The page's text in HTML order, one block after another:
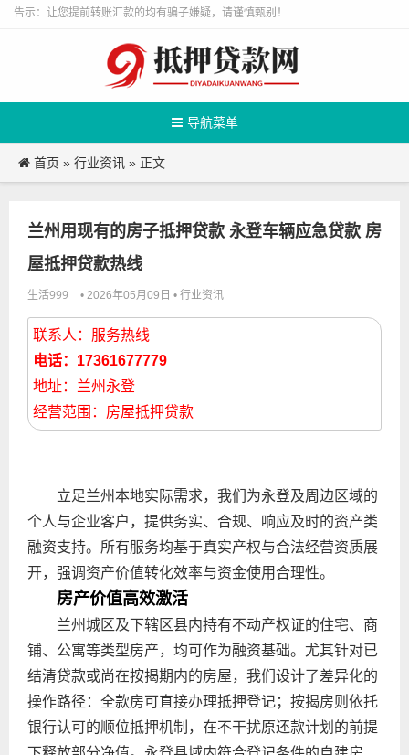
告示：让您提前转账汇款的均有骗子嫌疑，请谨慎甄别！
导航菜单
首页 » 行业资讯 » 正文
兰州用现有的房子抵押贷款 永登车辆应急贷款 房
屋抵押贷款热线
生活999 • 2026年05月09日 • 行业资讯
联系人：服务热线
电话：17361677779
地址：兰州永登
经营范围：房屋抵押贷款
立足兰州本地实际需求，我们为永登及周边区域的
个人与企业客户，提供务实、合规、响应及时的资产类
融资支持。所有服务均基于真实产权与合法经营资质展
开，强调资产价值转化效率与资金使用合理性。
房产价值高效激活
兰州城区及下辖区县内持有不动产权证的住宅、商
铺、公寓等类型房产，均可作为融资基础。尤其针对已
结清贷款或尚在按揭期内的房屋，我们设计了差异化的
操作路径：全款房可直接办理抵押登记；按揭房则依托
银行认可的顺位抵押机制，在不干扰原还款计划的前提